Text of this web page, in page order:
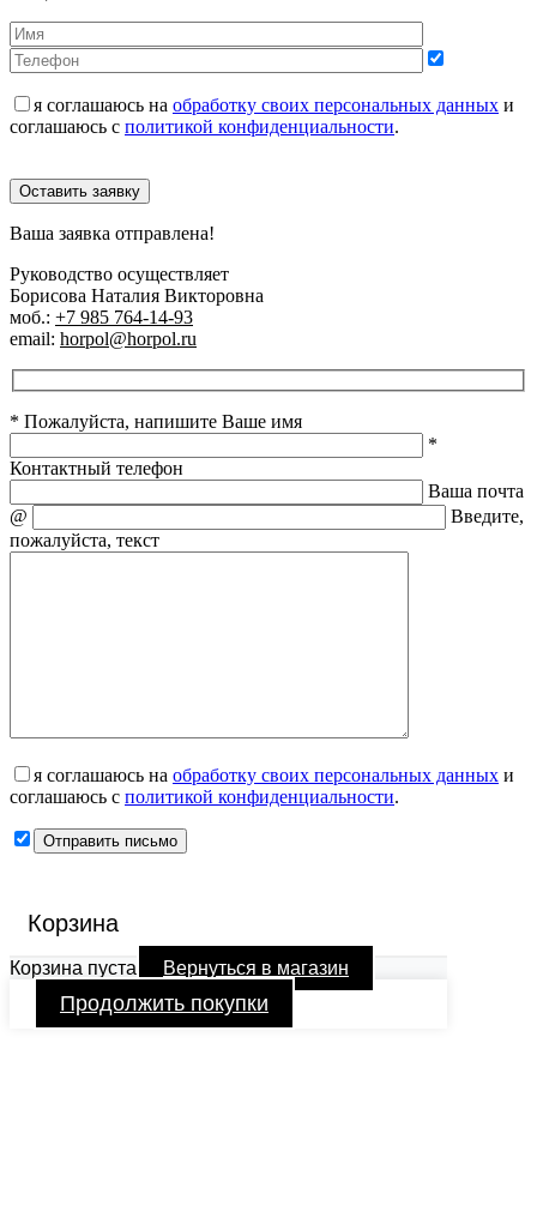
я соглашаюсь на обработку своих персональных данных и
соглашаюсь с политикой конфиденциальности.
Оставить заявку
Ваша заявка отправлена!
Руководство осуществляет
Борисова Наталия Викторовна
моб.: +7 985 764-14-93
email: horpol@horpol.ru
* Пожалуйста, напишите Ваше имя
*
Контактный телефон
Ваша почта
@
Введите,
пожалуйста, текст
я соглашаюсь на обработку своих персональных данных и
соглашаюсь с политикой конфиденциальности.
Корзина
Корзина пуста Вернуться в магазин
Продолжить покупки